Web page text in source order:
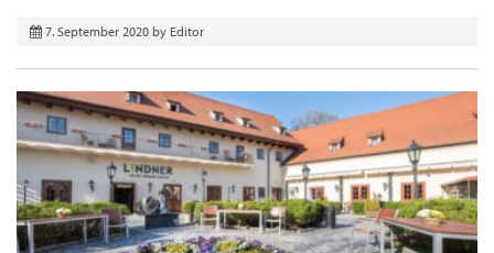
7. September 2020 by Editor